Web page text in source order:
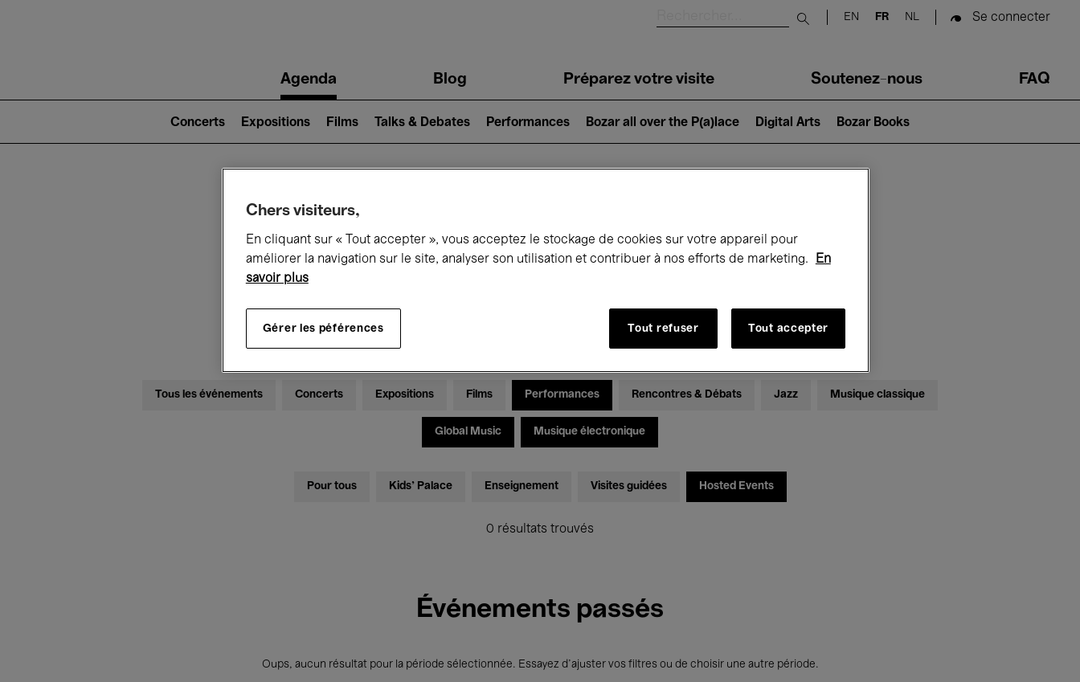
Submit search
EN FR NL Se connecter
navigationAgenda Blog Préparez votre visite Soutenez-nous FAQ
2)
Concerts Expositions Films Talks & Debates Performances Bozar all over the P(a)lace Digital Arts Bozar Books
Ce qui se passe à Bozar
Lundi 13 Avril 2026
Tous les événements Concerts Expositions Films Performances Rencontres & Débats Jazz Musique classique
Global Music Musique électronique
Pour tous Kids’ Palace Enseignement Visites guidées Hosted Events
0 résultats trouvés
Événements passés
Oups, aucun résultat pour la période sélectionnée. Essayez d’ajuster vos filtres ou de choisir une autre période.
Chers visiteurs,
En cliquant sur « Tout accepter », vous acceptez le stockage de cookies sur votre appareil pour
améliorer la navigation sur le site, analyser son utilisation et contribuer à nos efforts de marketing.
En
savoir plus
Gérer les péférences Tout refuser Tout accepter